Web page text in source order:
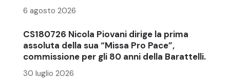
6 agosto 2026
CS180726 Nicola Piovani dirige la prima
assoluta della sua “Missa Pro Pace”,
commissione per gli 80 anni della Barattelli.
30 luglio 2026